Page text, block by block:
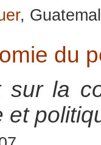
,
du
sur la
et